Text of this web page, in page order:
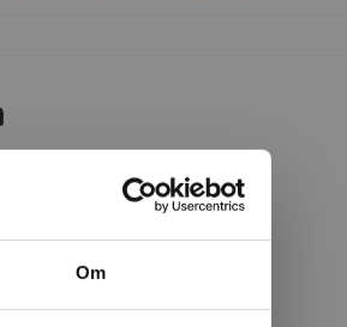
Om
med inriktning
att utveckla